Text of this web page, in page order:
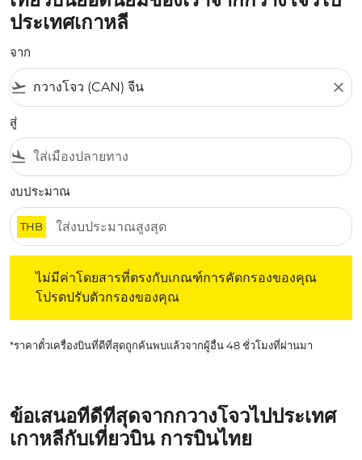
ประเทศเกาหลี
จาก
flight_takeoff close
สู่
flight_land
งบประมาณ
THB
ไม่มีค่าโดยสารที่ตรงกับเกณฑ์การคัดกรองของคุณ
โปรดปรับตัวกรองของคุณ
*ราคาตั๋วเครื่องบินที่ดีที่สุดถูกค้นพบแล้วจากผู้อื่น 48 ชั่วโมงที่ผ่านมา
ข้อเสนอที่ดีที่สุดจากกวางโจวไปประเทศ
เกาหลีกับเที่ยวบิน การบินไทย